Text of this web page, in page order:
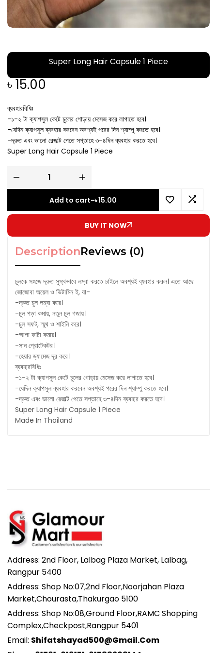
Super Long Hair Capsule 1 Piece
৳15.00
ব্যবহারবিধিঃ
-১-২ টা ক্যাপসুল কেটে চুলের গোড়ায় মেসেজ করে লাগাতে হবে।
-যেদিন ক্যাপসুল ব্যবহার করবেন অবশ্যই পরের দিন শ্যাম্পু করতে হবে।
-দ্রুত এবং ভালো রেজাল্ট পেতে সপ্তাহে ৩-৪দিন ব্যবহার করতে হবে।
Super Long Hair Capsule 1 Piece
Add to cart-৳15.00
BUY IT NOW
DescriptionReviews (0)
চুলকে সহজে দ্রুত সুস্থভাবে লম্বা করতে চাইলে অবশ্যই ব্যবহার করুন। এতে আছে
জোজোবা অয়েল ও ভিটামিন ই, যা-
-দ্রুত চুল লম্বা করে।
-চুল পড়া কমায়, নতুন চুল গজায়।
-চুল সফট, স্মুথ ও শাইনি করে।
-আগা ফাটা কমায়।
-সান প্রোটেকটর।
-হেয়ার ড্যামেজ দূর করে।
ব্যবহারবিধিঃ
-১-২ টা ক্যাপসুল কেটে চুলের গোড়ায় মেসেজ করে লাগাতে হবে।
-যেদিন ক্যাপসুল ব্যবহার করবেন অবশ্যই পরের দিন শ্যাম্পু করতে হবে।
-দ্রুত এবং ভালো রেজাল্ট পেতে সপ্তাহে ৩-৪দিন ব্যবহার করতে হবে।
Super Long Hair Capsule 1 Piece
Made In Thailand
Address: 2nd Floor, Lalbag Plaza Market, Lalbag,
Rangpur 5400
Address: Shop No:07,2nd Floor,Noorjahan Plaza
Market,Chourasta,Thakurgao 5100
Address: Shop No:08,Ground Floor,RAMC Shopping
Complex,Checkpost,Rangpur 5401
Email: Shifatshayad500@gmail.com